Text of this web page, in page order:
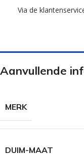
Via de
Aanvullende
MERK
DUIM-MAAT